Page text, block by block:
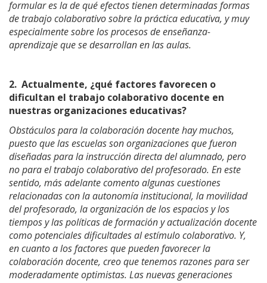
formular es la de qué efectos tienen determinadas formas
de trabajo colaborativo sobre la práctica educativa, y muy
especialmente sobre los procesos de enseñanza-
aprendizaje que se desarrollan en las aulas.
2. Actualmente, ¿qué factores favorecen o
dificultan el trabajo colaborativo docente en
nuestras organizaciones educativas?
Obstáculos para la colaboración docente hay muchos,
puesto que las escuelas son organizaciones que fueron
diseñadas para la instrucción directa del alumnado, pero
no para el trabajo colaborativo del profesorado. En este
sentido, más adelante comento algunas cuestiones
relacionadas con la autonomía institucional, la movilidad
del profesorado, la organización de los espacios y los
tiempos y las políticas de formación y actualización docente
como potenciales dificultades al estímulo colaborativo. Y,
en cuanto a los factores que pueden favorecer la
colaboración docente, creo que tenemos razones para ser
moderadamente optimistas. Las nuevas generaciones